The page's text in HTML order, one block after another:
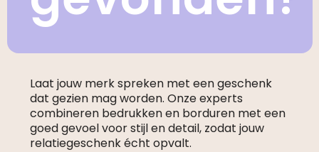
Laat jouw merk spreken met een geschenk
dat gezien mag worden. Onze experts
combineren bedrukken en borduren met een
goed gevoel voor stijl en detail, zodat jouw
relatiegeschenk écht opvalt.